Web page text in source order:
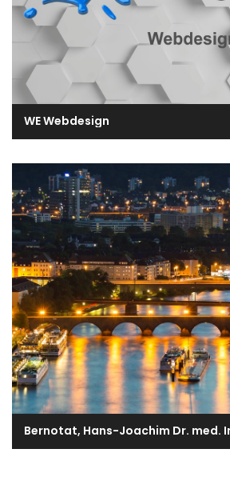
WE Webdesign
Bernotat, Hans-Joachim Dr. med.